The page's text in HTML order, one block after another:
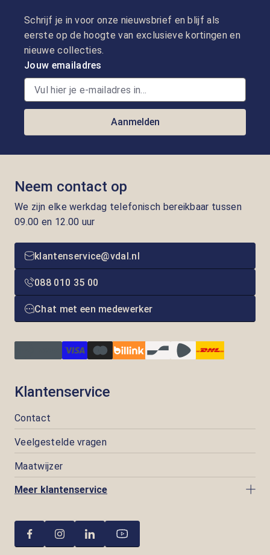
Schrijf je in voor onze nieuwsbrief en blijf als
eerste op de hoogte van exclusieve kortingen en
nieuwe collecties.
Jouw emailadres
Aanmelden
Neem contact op
We zijn elke werkdag telefonisch bereikbaar tussen
09.00 en 12.00 uur
klantenservice@vdal.nl
088 010 35 00
Chat met een medewerker
Klantenservice
Contact
Veelgestelde vragen
Maatwijzer
Meer klantenservice